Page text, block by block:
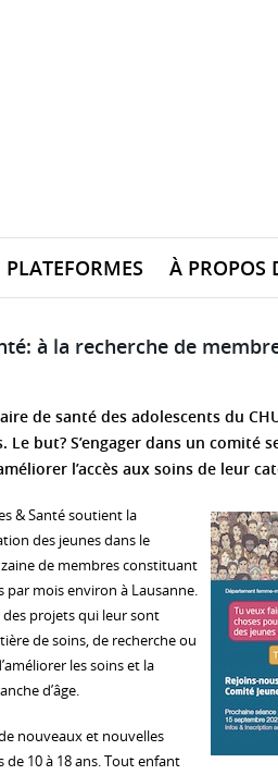
PLATEFORMES À PROPOS
à la recherche de
de santé des adolescents du
Le but? S’engager dans un comité
l’accès aux soins de leur
& Santé soutient la
des jeunes dans le
de membres constituant
mois environ à Lausanne.
projets qui leur sont
de soins, de recherche ou
les soins et la
d’âge.
nouveaux et nouvelles
de 10 à 18 ans. Tout enfant